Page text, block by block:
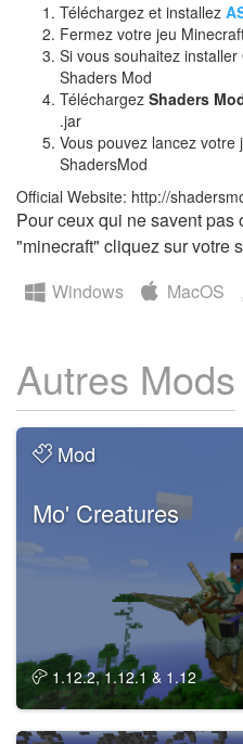
Téléchargez et installez
Fermez votre jeu
Si vous souhaitez
Shaders Mod
Téléchargez Shaders
.jar
Vous pouvez lancez votre
ShadersMod
Official Website: http://
Pour ceux qui ne savent pas
"minecraft" cliquez sur votre
Windows
MacOS
Autres Mods
Mod
Mo' Creatures
1.12.2, 1.12.1 & 1.12